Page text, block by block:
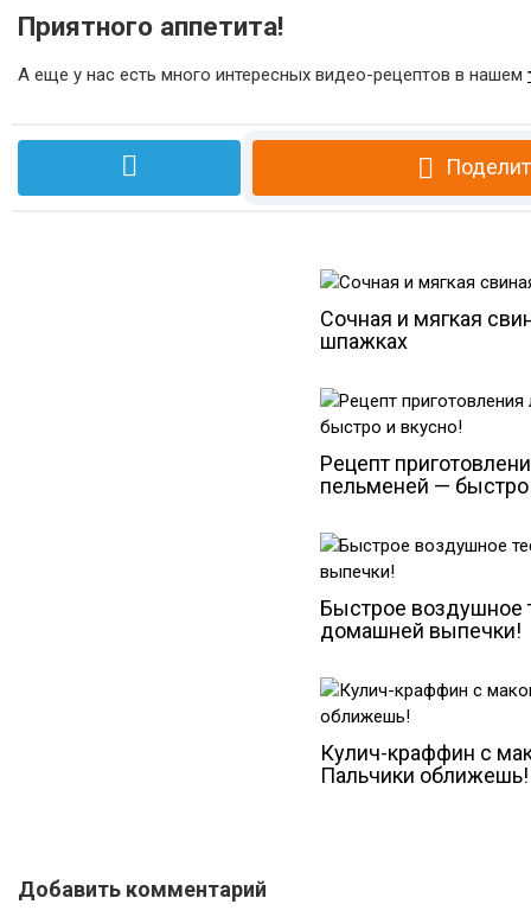
Приятного аппетита!
А еще у нас есть много интересных видео-рецептов в нашем
Сочная и мягкая
шпажках
Рецепт
пельменей — быстро
Быстрое воздушное
домашней выпечки!
Кулич-краффин с
Пальчики оближешь!
Добавить комментарий